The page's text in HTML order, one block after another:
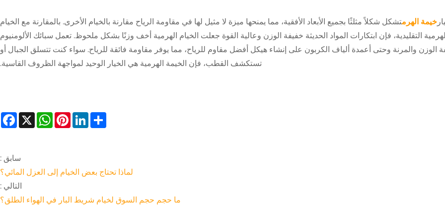
خيمة الهرمتشكل شكلاً مثلثًا بجميع الأبعاد الأفقية، مما يمنحها ميزة لا مثيل لها في مقاومة الرياح مقارنة بالخيام الأخرى. بالمقارنة مع الخيام
التقليدية، فإن ابتكارات المواد الحديثة خفيفة الوزن وعالية القوة جعلت الخيام الهرمية أخف وزنًا بشكل ملحوظ. تعمل سبائك الألومنيوم
الوزن والمرنة وحتى أعمدة ألياف الكربون على إنشاء هيكل أفضل مقاوم للرياح، مما يوفر مقاومة فائقة للرياح. سواء كنت تتسلق الجبال أو
تستكشف القطب، فإن الخيمة الهرمية هي الخيار الوحيد لمواجهة الظروف القاسية.
X
WhatsAppPinterestLinkedInShare
سابق :
لماذا تحتاج بعض الخيام إلى العزل المائي؟
التالي :
ما حجم حجم السوق لخيام شريط البار في الهواء الطلق؟